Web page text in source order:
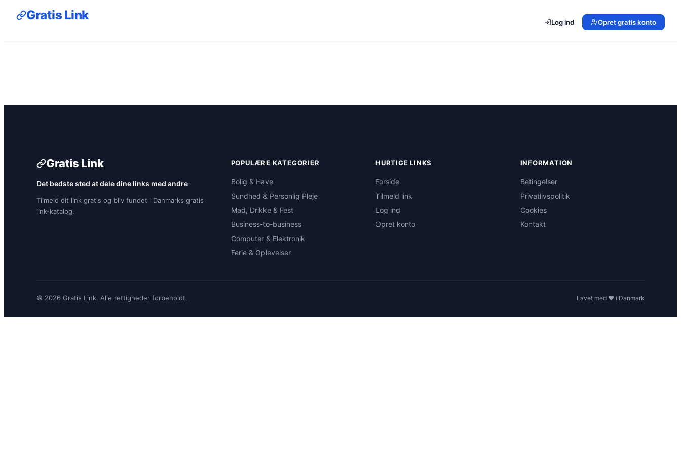
Gratis Link Log ind Opret gratis konto
Gratis Link
Det bedste sted at dele dine links med andre
Tilmeld dit link gratis og bliv fundet i Danmarks gratis
link-katalog.
POPULÆRE KATEGORIER
Bolig & Have
Sundhed & Personlig Pleje
Mad, Drikke & Fest
Business-to-business
Computer & Elektronik
Ferie & Oplevelser
HURTIGE LINKS
Forside
Tilmeld link
Log ind
Opret konto
INFORMATION
Betingelser
Privatlivspolitik
Cookies
Kontakt
© 2026 Gratis Link. Alle rettigheder forbeholdt. Lavet med ❤️ i Danmark